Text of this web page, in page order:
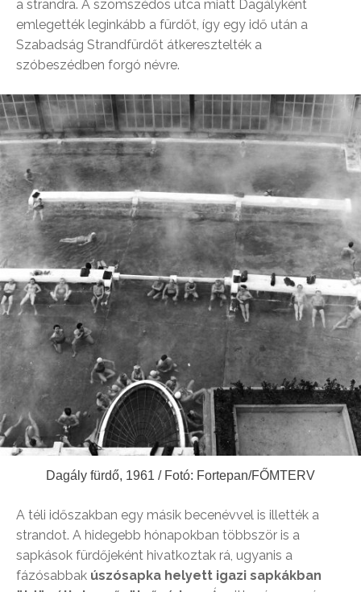
a strandra. A szomszédos utca miatt Dagályként
emlegették leginkább a fürdőt, így egy idő után a
Szabadság Strandfürdőt átkeresztelték a
szóbeszédben forgó névre.
Dagály fürdő, 1961 / Fotó: Fortepan/FŐMTERV
A téli időszakban egy másik becenévvel is illették a
strandot. A hidegebb hónapokban többször is a
sapkások fürdőjeként hivatkoztak rá, ugyanis a
fázósabbak úszósapka helyett igazi sapkákban